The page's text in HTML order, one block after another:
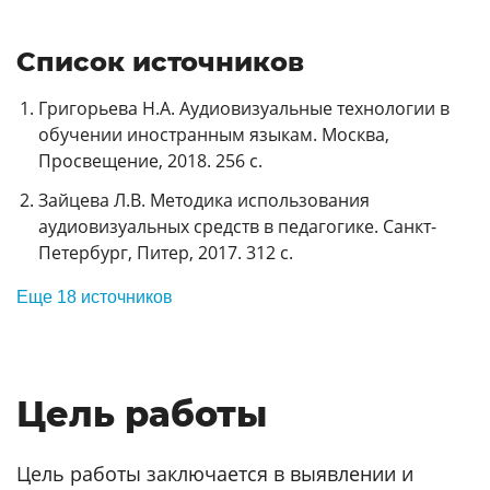
Список источников
Григорьева Н.А. Аудиовизуальные технологии в
обучении иностранным языкам. Москва,
Просвещение, 2018. 256 с.
Зайцева Л.В. Методика использования
аудиовизуальных средств в педагогике. Санкт-
Петербург, Питер, 2017. 312 с.
Еще 18 источников
Цель работы
Цель работы заключается в выявлении и